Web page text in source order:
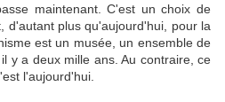
maintenant. C'est un choix de
d'autant plus qu'aujourd'hui, pour la
est un musée, un ensemble de
y a deux mille ans. Au contraire, ce
l'aujourd'hui.